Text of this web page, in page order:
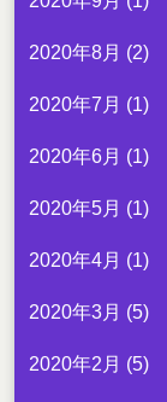
2020年8月 (2)
2020年7月 (1)
2020年6月 (1)
2020年5月 (1)
2020年4月 (1)
2020年3月 (5)
2020年2月 (5)